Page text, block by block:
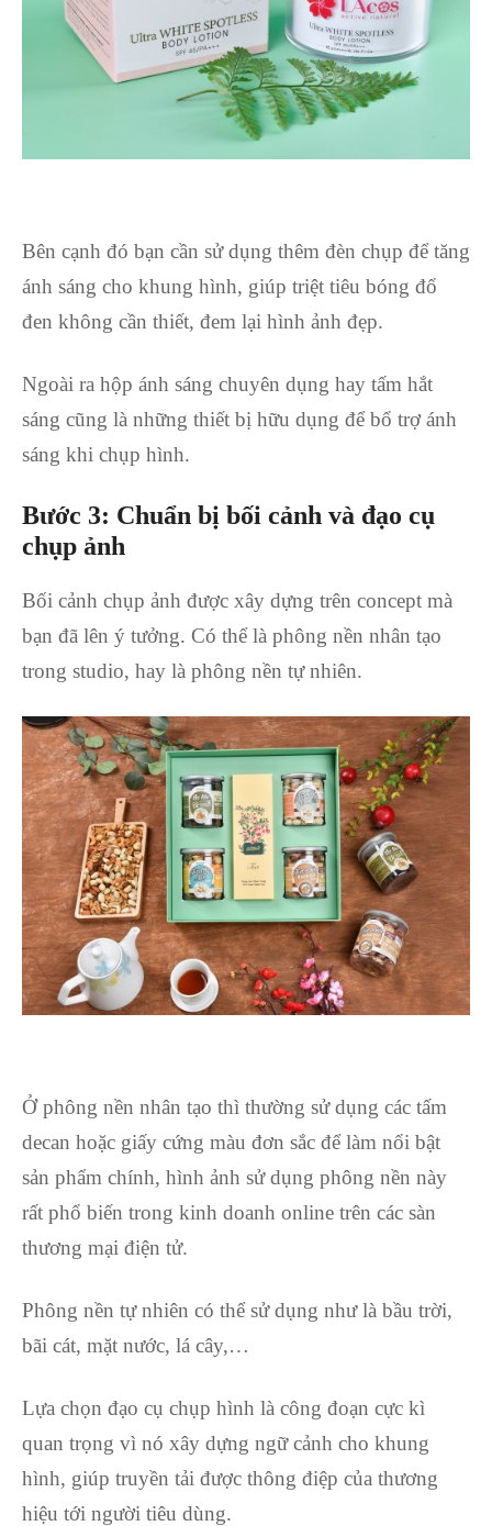
Bên cạnh đó bạn cần sử dụng thêm đèn chụp để tăng
ánh sáng cho khung hình, giúp triệt tiêu bóng đổ
đen không cần thiết, đem lại hình ảnh đẹp.
Ngoài ra hộp ánh sáng chuyên dụng hay tấm hắt
sáng cũng là những thiết bị hữu dụng để bổ trợ ánh
sáng khi chụp hình.
Bước 3: Chuẩn bị bối cảnh và đạo cụ
chụp ảnh
Bối cảnh chụp ảnh được xây dựng trên concept mà
bạn đã lên ý tưởng. Có thể là phông nền nhân tạo
trong studio, hay là phông nền tự nhiên.
Ở phông nền nhân tạo thì thường sử dụng các tấm
decan hoặc giấy cứng màu đơn sắc để làm nổi bật
sản phẩm chính, hình ảnh sử dụng phông nền này
rất phổ biến trong kinh doanh online trên các sàn
thương mại điện tử.
Phông nền tự nhiên có thể sử dụng như là bầu trời,
bãi cát, mặt nước, lá cây,…
Lựa chọn đạo cụ chụp hình là công đoạn cực kì
quan trọng vì nó xây dựng ngữ cảnh cho khung
hình, giúp truyền tải được thông điệp của thương
hiệu tới người tiêu dùng.